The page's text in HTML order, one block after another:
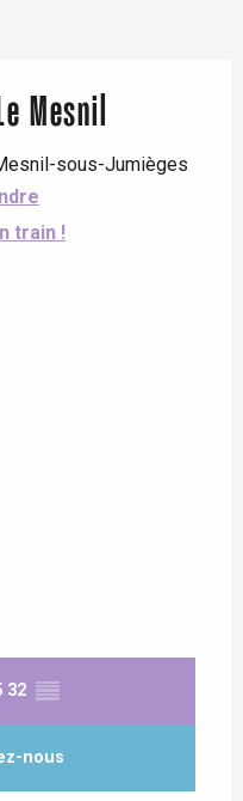
Mesnil
sous-Jumièges
train !
32 ▒▒
nous